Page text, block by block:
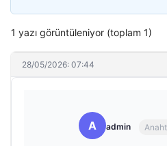
1 yazı görüntüleniyor (toplam 1)
28/05/2026: 07:44
A admin